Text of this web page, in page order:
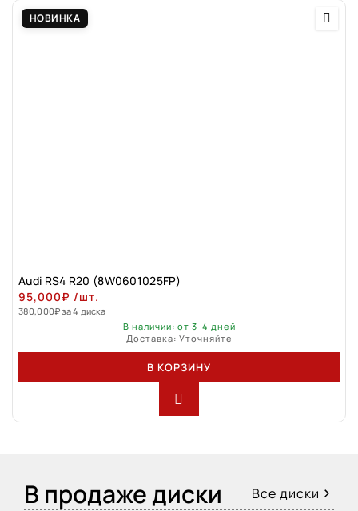
НОВИНКА
Audi RS4 R20 (8W0601025FP)
95,000₽ /шт.
380,000₽за 4 диска
В наличии: от 3-4 дней
Доставка: Уточняйте
В КОРЗИНУ
В продаже диски Все диски